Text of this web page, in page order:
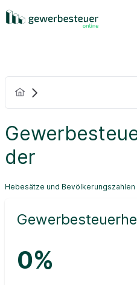
der
Hebesätze und Bevölkerungszahlen
0%